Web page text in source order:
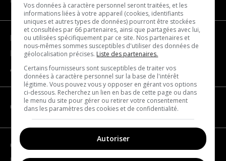
Devenir partenaire
Nous joindre
À propos
CATÉGORIES
Géographie
Vos données à caractère personnel seront traitées, et les
informations liées à votre appareil (cookies, identifiants
uniques et autres types de données) pourront être stockées
et consultées par 66 partenaires, ainsi que partagées avec lui,
ou utilisées spécifiquement par ce site. Nos partenaires et
nous-mêmes sommes susceptibles d'utiliser des données de
géolocalisation précises. Liste des partenaires.
Certains fournisseurs sont susceptibles de traiter vos
données à caractère personnel sur la base de l'intérêt
légitime. Vous pouvez vous y opposer en gérant vos options
ci-dessous. Recherchez un lien en bas de cette page ou dans
le menu du site pour gérer ou retirer votre consentement
dans les paramètres des cookies et de confidentialité.
Autoriser